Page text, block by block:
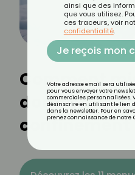
Comment
dormir
confinement
ainsi que des
que vous utilisez.
ces traceurs, voir
confidentialité.
Je reçois mon
Votre adresse email sera
pour vous envoyer votre
commerciales personnalisées.
désinscrire en utilisant le lien
dans la newsletter. Pour en
prenez connaissance de notre